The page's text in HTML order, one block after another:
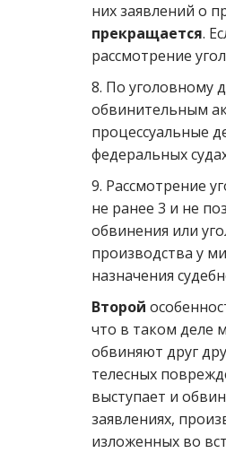
них заявлений о
прекращается.
рассмотрение
8. По уголовному
обвинительным
процессуальные
федеральных
9. Рассмотрение
не ранее 3 и не
обвинения или
производства у
назначения
Второй
что в таком деле
обвиняют друг
телесных
выступает и
заявлениях,
изложенных во